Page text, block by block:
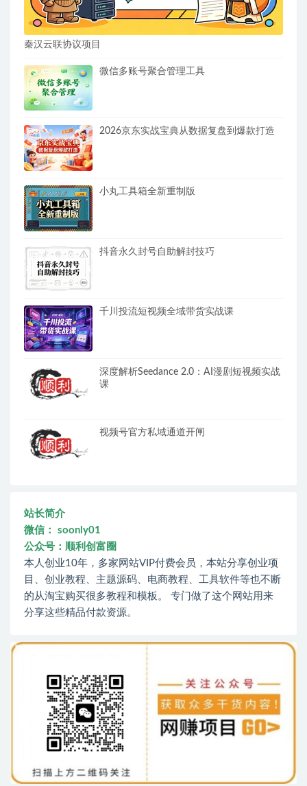
秦汉云联协议项目
微信多账号聚合管理工具
2026京东实战宝典从数据复盘到爆款打造
小丸工具箱全新重制版
抖音永久封号自助解封技巧
千川投流短视频全域带货实战课
深度解析Seedance 2.0：AI漫剧短视频实战
课
视频号官方私域通道开闸
站长简介
微信： soonly01
公众号：顺利创富圈
本人创业10年，多家网站VIP付费会员，本站分享创业项
目、创业教程、主题源码、电商教程、工具软件等也不断
的从淘宝购买很多教程和模板。 专门做了这个网站用来
分享这些精品付款资源。